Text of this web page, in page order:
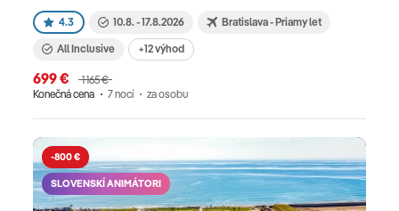
4.3 10.8. - 17.8.2026 Bratislava - Priamy let
All Inclusive +12 výhod
699 €
1 165 €
Konečná cena
7 nocí za osobu
-800 €
SLOVENSKÍ ANIMÁTORI